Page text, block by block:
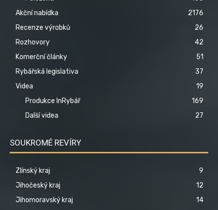
Akční nabídka
2176
Recenze výrobků
26
Rozhovory
42
Komerční články
51
Rybářská legislativa
37
Videa
19
Produkce InRybář
169
Další videa
27
SOUKROMÉ REVÍRY
Zlínský kraj
9
Jihočeský kraj
12
Jihomoravský kraj
14